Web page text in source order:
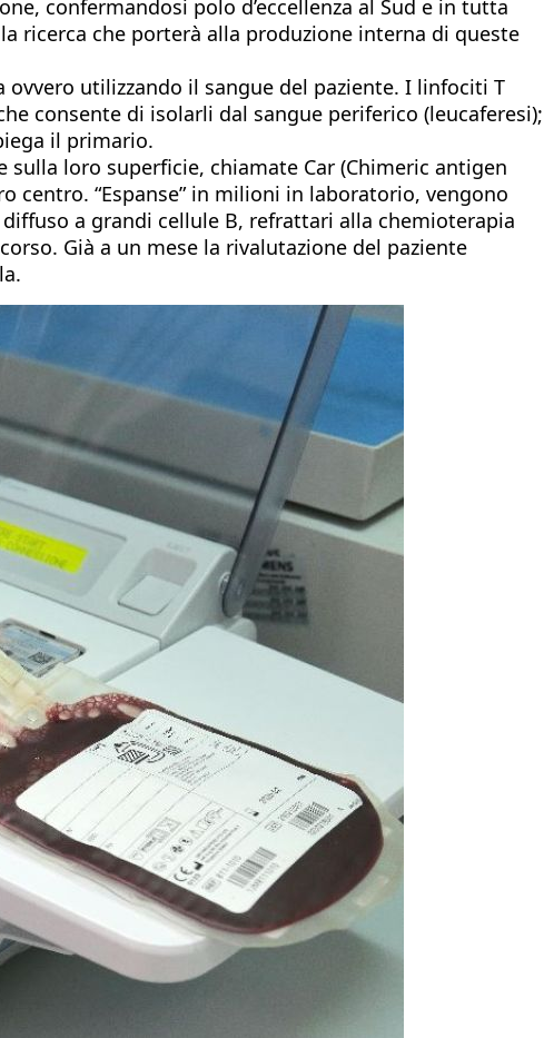
confermandosi polo d’eccellenza al Sud e in tutta
ricerca che porterà alla produzione interna di queste
utilizzando il sangue del paziente. I linfociti T
consente di isolarli dal sangue periferico (leucaferesi);
il primario.
loro superficie, chiamate Car (Chimeric antigen
centro. “Espanse” in milioni in laboratorio, vengono
a grandi cellule B, refrattari alla chemioterapia
Già a un mese la rivalutazione del paziente